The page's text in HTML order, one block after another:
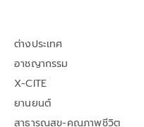
ต่างประเทศ
อาชญากรรม
X-CITE
ยานยนต์
สาธารณสุข-คุณภาพชีวิต